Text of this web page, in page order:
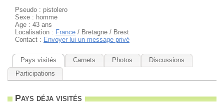
Pseudo : pistolero
Sexe : homme
Age : 43 ans
Localisation : France / Bretagne / Brest
Contact : Envoyer lui un message privé
Pays visités Carnets Photos
Discussions
Participations
Pays déja visités